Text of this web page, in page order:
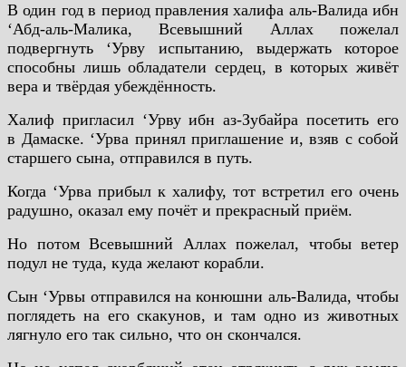
В один год в период правления халифа аль-Валида ибн
‘Абд-аль-Малика, Всевышний Аллах пожелал
подвергнуть ‘Урву испытанию, выдержать которое
способны лишь обладатели сердец, в которых живёт
вера и твёрдая убеждённость.
Халиф пригласил ‘Урву ибн аз-Зубайра посетить его
в Дамаске. ‘Урва принял приглашение и, взяв с собой
старшего сына, отправился в путь.
Когда ‘Урва прибыл к халифу, тот встретил его очень
радушно, оказал ему почёт и прекрасный приём.
Но потом Всевышний Аллах пожелал, чтобы ветер
подул не туда, куда желают корабли.
Сын ‘Урвы отправился на конюшни аль-Валида, чтобы
поглядеть на его скакунов, и там одно из животных
лягнуло его так сильно, что он скончался.